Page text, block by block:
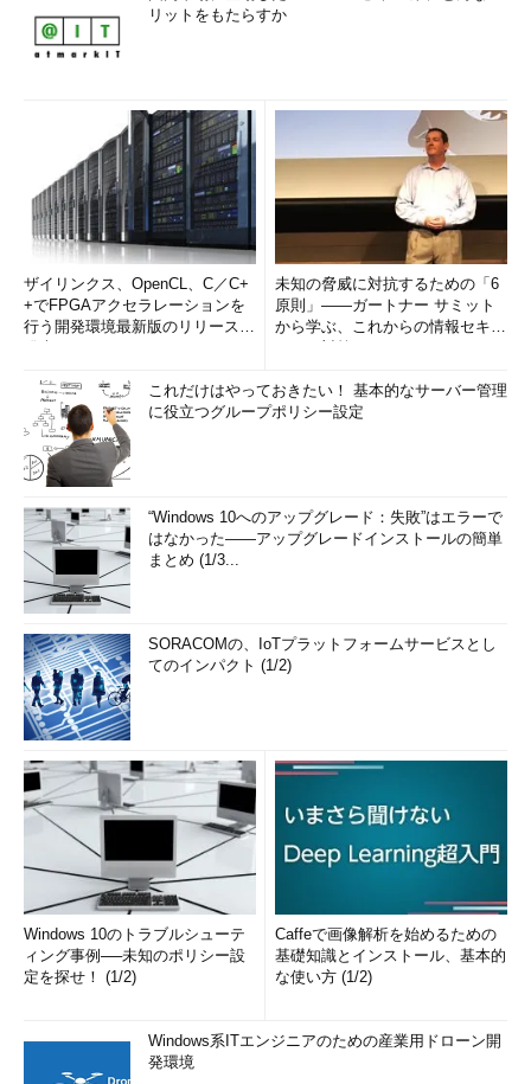
リットをもたらすか
ザイリンクス、OpenCL、C／C+
+でFPGAアクセラレーションを
行う開発環境最新版のリリースを
未知の脅威に対抗するための「6
原則」――ガートナー サミット
から学ぶ、これからの情報セキュ
これだけはやっておきたい！ 基本的なサーバー管理
に役立つグループポリシー設定
“Windows 10へのアップグレード：失敗”はエラーで
はなかった――アップグレードインストールの簡単
まとめ (1/3...
SORACOMの、IoTプラットフォームサービスとし
てのインパクト (1/2)
Windows 10のトラブルシューテ
ィング事例──未知のポリシー設
定を探せ！ (1/2)
Caffeで画像解析を始めるための
基礎知識とインストール、基本的
な使い方 (1/2)
Windows系ITエンジニアのための産業用ドローン開
発環境